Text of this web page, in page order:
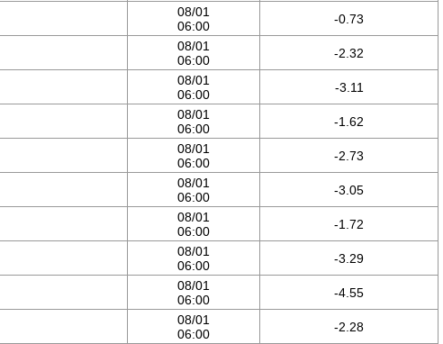
08/01
06:00
-0.73
08/01
06:00
-2.32
08/01
06:00
-3.11
08/01
06:00
-1.62
08/01
06:00
-2.73
08/01
06:00
-3.05
08/01
06:00
-1.72
08/01
06:00
-3.29
08/01
06:00
-4.55
08/01
06:00
-2.28